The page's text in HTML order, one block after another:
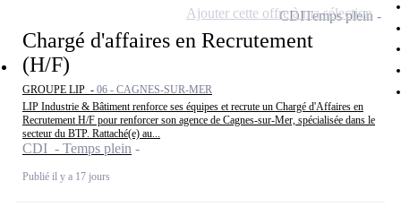
Chargé d'affaires en Recrutement
(H/F)
GROUPE LIP - 06 - CAGNES-SUR-MER
LIP Industrie & Bâtiment renforce ses équipes et recrute un Chargé d'Affaires en
Recrutement H/F pour renforcer son agence de Cagnes-sur-Mer, spécialisée dans le
secteur du BTP. Rattaché(e) au...
CDI - Temps plein
Publié il y a 17 jours
CDITemps plein
Ajouter cette offre à ma sélection